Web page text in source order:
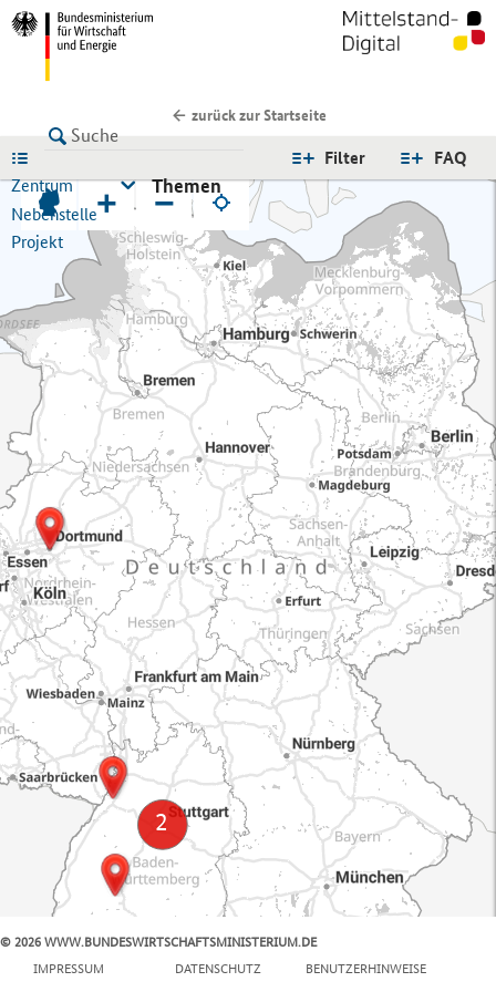
zurück zur Startseite
FAQ
Filter
Zentrum
Nebenstelle
Projekt
Themen
+ −
© 2026 WWW.BUNDESWIRTSCHAFTSMINISTERIUM.DE
IMPRESSUM
DATENSCHUTZ BENUTZERHINWEISE